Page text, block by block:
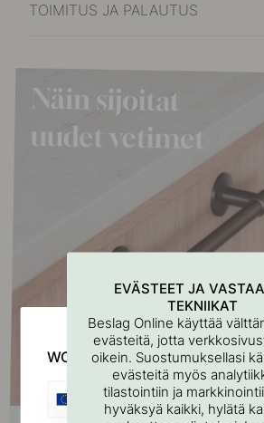
TOIMITUS JA PALAUTUS
EVÄSTEET JA
TEKNIIKAT
Beslag Online käyttää
evästeitä, jotta
oikein. Suostumuksellasi
evästeitä myös
tilastointiin ja
hyväksyä kaikki, hylätä
WOULD YOU RATHER VISIT?
EU